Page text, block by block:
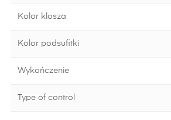
Kolor klosza
Kolor podsufitki
Wykończenie
Type of control